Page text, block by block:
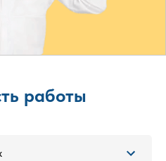
работы